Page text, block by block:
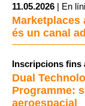
11.05.2026 | En
Marketplaces
és un canal
Inscripcions fins
Dual
Programme:
aeroespacial